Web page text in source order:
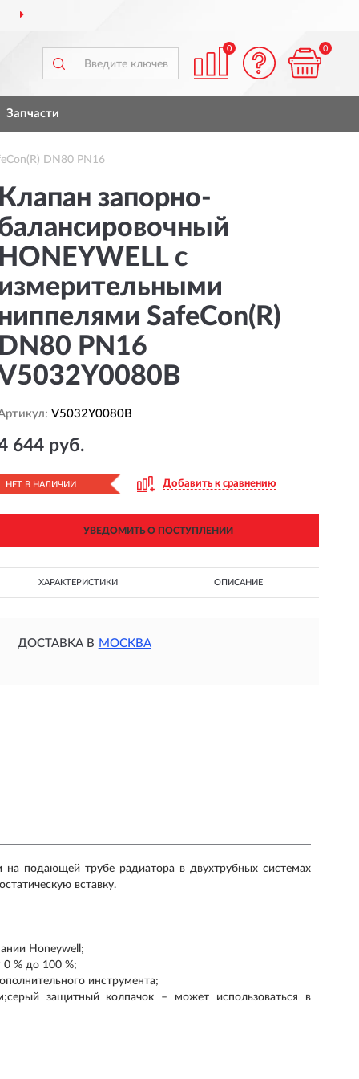
0 0
Запчасти
DN80 PN16
запорно-
с
SafeCon(R)
PN16
V5032Y0080B
644 руб.
НЕТ В НАЛИЧИИ Добавить к сравнению
УВЕДОМИТЬ О ПОСТУПЛЕНИИ
ХАРАКТЕРИСТИКИ ОПИСАНИЕ
ДОСТАВКА В МОСКВА
на подающей трубе радиатора в двухтрубных системах
вставку.
Honeywell;
0 % до 100 %;
инструмента;
защитный колпачок – может использоваться в